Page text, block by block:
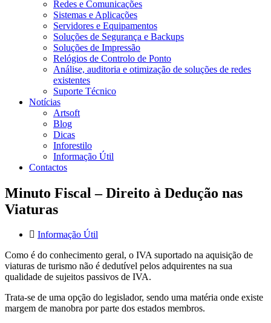
Redes e Comunicações
Sistemas e Aplicações
Servidores e Equipamentos
Soluções de Segurança e Backups
Soluções de Impressão
Relógios de Controlo de Ponto
Análise, auditoria e otimização de soluções de redes
existentes
Suporte Técnico
Notícias
Artsoft
Blog
Dicas
Inforestilo
Informação Útil
Contactos
Minuto Fiscal – Direito à Dedução nas
Viaturas
Informação Útil
Como é do conhecimento geral, o IVA suportado na aquisição de
viaturas de turismo não é dedutível pelos adquirentes na sua
qualidade de sujeitos passivos de IVA.
Trata-se de uma opção do legislador, sendo uma matéria onde existe
margem de manobra por parte dos estados membros.